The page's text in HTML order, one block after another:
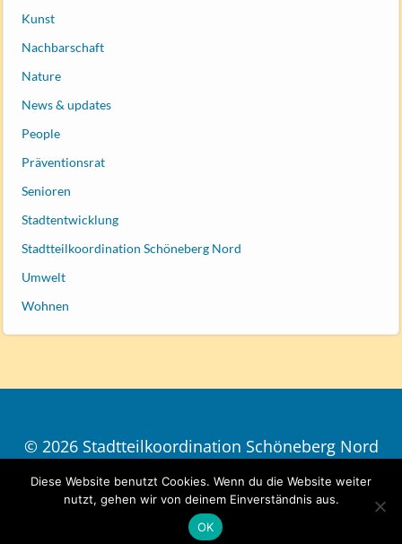
Kunst
Nachbarschaft
Nature
News & updates
People
Präventionsrat
Senioren
Stadtentwicklung
Stadtteilkoordination Schöneberg Nord
Umwelt
Wohnen
© 2026 Stadtteilkoordination Schöneberg Nord
| Design
Impressum und Datenschutz
Diese Website benutzt Cookies. Wenn du die Website weiter
nutzt, gehen wir von deinem Einverständnis aus.
OK